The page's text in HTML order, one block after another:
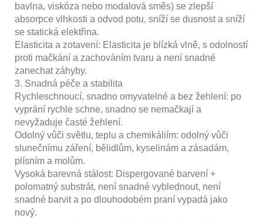
bavlna, viskóza nebo modalová směs) se zlepší
absorpce vlhkosti a odvod potu, sníží se dusnost a sníží
se statická elektřina.
Elasticita a zotavení: Elasticita je blízká vlně, s odolností
proti mačkání a zachováním tvaru a není snadné
zanechat záhyby.
3. Snadná péče a stabilita
Rychleschnoucí, snadno omyvatelné a bez žehlení: po
vyprání rychle schne, snadno se nemačkají a
nevyžaduje časté žehlení.
Odolný vůči světlu, teplu a chemikáliím: odolný vůči
slunečnímu záření, bělidlům, kyselinám a zásadám,
plísním a molům.
Vysoká barevná stálost: Dispergované barvení +
polomatný substrát, není snadné vyblednout, není
snadné barvit a po dlouhodobém praní vypadá jako
nový.